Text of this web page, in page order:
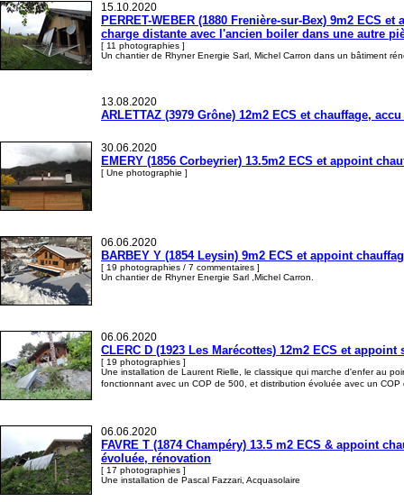
15.10.2020
PERRET-WEBER (1880 Frenière-sur-Bex) 9m2
charge distante avec l'ancien boiler dans une autre
[ 11 photographies ]
Un chantier de Rhyner Energie Sarl, Michel Carron dans un bâtiment
13.08.2020
ARLETTAZ (3979 Grône) 12m2 ECS et chauffage,
30.06.2020
EMERY (1856 Corbeyrier) 13.5m2 ECS et appoint
[ Une photographie ]
06.06.2020
BARBEY Y (1854 Leysin) 9m2 ECS et appoint
[ 19 photographies / 7 commentaires ]
Un chantier de Rhyner Energie Sarl ,Michel Carron.
06.06.2020
CLERC D (1923 Les Marécottes) 12m2 ECS et
[ 19 photographies ]
Une installation de Laurent Rielle, le classique qui marche d'enfer au
fonctionnant avec un COP de 500, et distribution évoluée avec un
06.06.2020
FAVRE T (1874 Champéry) 13.5 m2 ECS & appoint
évoluée, rénovation
[ 17 photographies ]
Une installation de Pascal Fazzari, Acquasolaire